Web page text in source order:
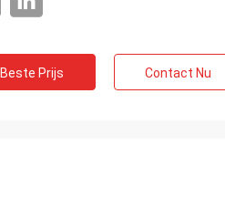
Beste Prijs Contact Nu